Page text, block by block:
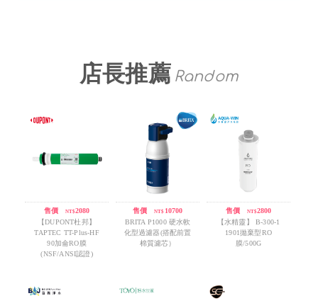
店長推薦 Random
售價/ NT$2080
【DUPONT杜邦】
TAPTEC TT-Plus-HF
90加侖RO膜
(NSF/ANSI認證)
售價 /NT$ 10700
BRITA P1000 硬水軟
化型過濾器(搭配前置
棉質濾芯）
售價/ NT$2800
【水精靈】 B-300-1
1901拋棄型RO
膜/500G